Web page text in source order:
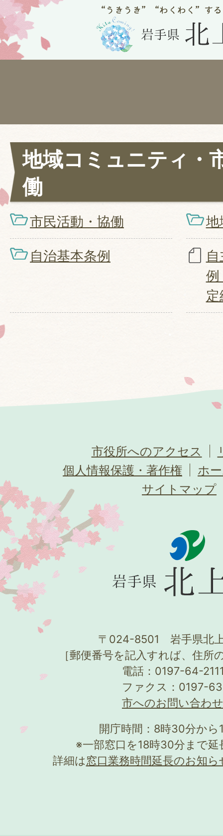
地域コミュニティ・
働
市民活動・協働 地
自治基本条例
例
市役所へのアクセス
個人情報保護・著作権
ホ
サイトマップ
〒024-8501 岩手県北
［郵便番号を記入すれば、住所
電話：0197-64-
ファクス：0197-
市へのお問い合わ
開庁時間：8時30分か
※一部窓口を18時30分まで
詳細は窓口業務時間延長のお知ら